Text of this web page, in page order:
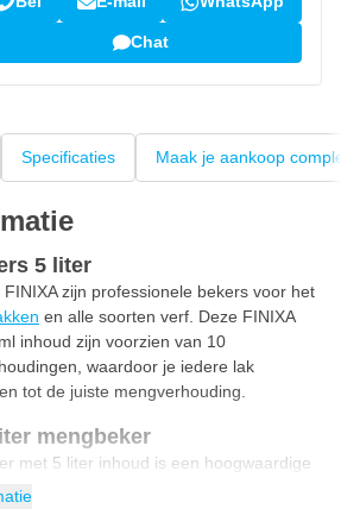
Chat
Specificaties Maak je aankoop
5 liter
zijn professionele bekers voor het
en alle soorten verf. Deze FINIXA
inhoud zijn voorzien van 10
waardoor je iedere lak
tot de juiste mengverhouding.
mengbeker
met 5 liter inhoud is een hoogwaardige
gebruik. Deze mengbekers zijn voorzien